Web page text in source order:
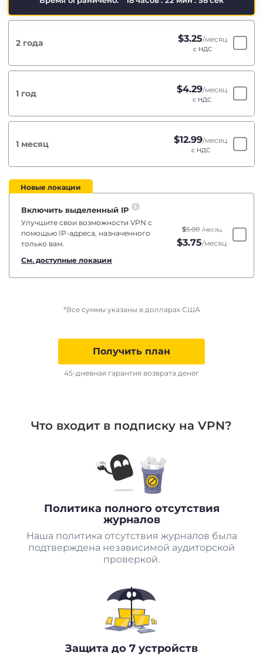
2 года $3.25/месяц
с НДС
1 год $4.29/месяц
с НДС
1 месяц $12.99/месяц
с НДС
Новые локации
Включить выделенный IP
Улучшите свои возможности VPN с
помощью IP-адреса, назначенного
только вам.
См. доступные локации
$5.00 /месяц
$3.75/месяц
*Все суммы указаны в долларах США
Получить план
45-дневная гарантия возврата денег
Что входит в подписку на VPN?
Политика полного отсутствия
журналов
Наша политика отсутствия журналов была
подтверждена независимой аудиторской
проверкой.
Защита до 7 устройств